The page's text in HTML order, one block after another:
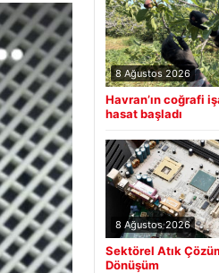
8 Ağustos 2026
Havran’ın coğrafi
hasat başladı
8 Ağustos 2026
Sektörel Atık
Dönüşüm